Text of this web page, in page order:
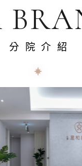
分院介紹